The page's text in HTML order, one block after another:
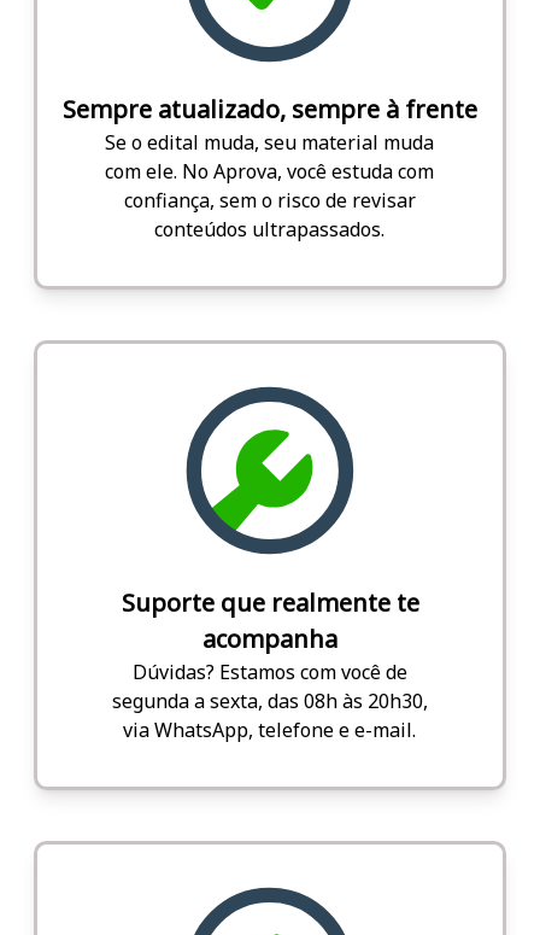
Sempre atualizado, sempre à frente
Se o edital muda, seu material muda
com ele. No Aprova, você estuda com
confiança, sem o risco de revisar
conteúdos ultrapassados.
Suporte que realmente te
acompanha
Dúvidas? Estamos com você de
segunda a sexta, das 08h às 20h30,
via WhatsApp, telefone e e-mail.